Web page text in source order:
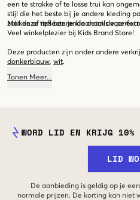
een te strakke of te losse trui kan
stijl die het beste bij je andere kleding
zakken of reflecterende details voor
Met deze tips ben je klaar om de
Veel winkelplezier bij Kids Brand Store!
Deze producten zijn onder andere
donkerblauw, wit.
Tonen Meer...
WORD LID EN KRIJG 10%
LID
De aanbieding is geldig op je
normale prijzen. De korting kan niet